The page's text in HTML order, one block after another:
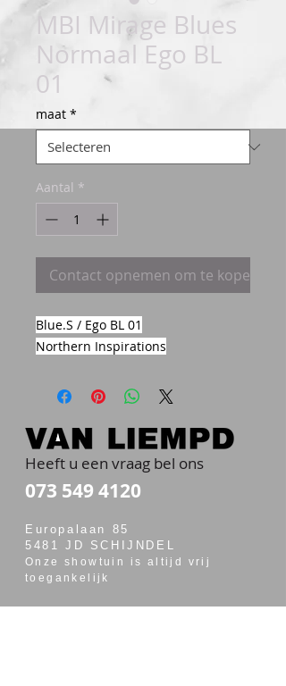
MBI Mirage Blues
Normaal Ego BL
01
maat *
Aantal *
Contact opnemen om te kopen
Blue.S / Ego BL 01
Northern Inspirations
Heeft u een vraag bel ons
073 549 4120
Europalaan 85
5481 JD SCHIJNDEL
Onze showtuin is altijd vrij
toegankelijk